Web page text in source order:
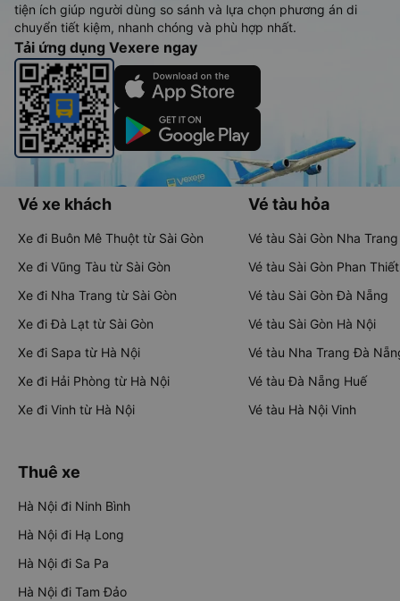
tiện ích giúp người dùng so sánh và lựa chọn phương án di
chuyển tiết kiệm, nhanh chóng và phù hợp nhất.
Tải ứng dụng Vexere ngay
Vé xe khách
Xe đi Buôn Mê Thuột từ Sài Gòn
Xe đi Vũng Tàu từ Sài Gòn
Xe đi Nha Trang từ Sài Gòn
Xe đi Đà Lạt từ Sài Gòn
Xe đi Sapa từ Hà Nội
Xe đi Hải Phòng từ Hà Nội
Xe đi Vinh từ Hà Nội
Vé tàu hỏa
Vé tàu Sài Gòn Nha Trang
Vé tàu Sài Gòn Phan Thiết
Vé tàu Sài Gòn Đà Nẵng
Vé tàu Sài Gòn Hà Nội
Vé tàu Nha Trang Đà
Vé tàu Đà Nẵng Huế
Vé tàu Hà Nội Vinh
Thuê xe
Hà Nội đi Ninh Bình
Hà Nội đi Hạ Long
Hà Nội đi Sa Pa
Hà Nội đi Tam Đảo